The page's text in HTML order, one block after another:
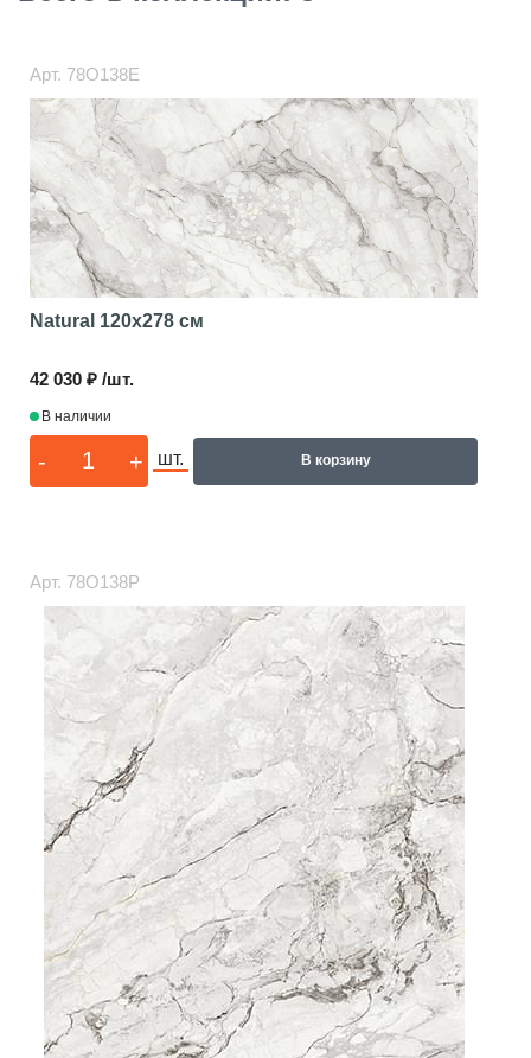
Арт. 78O138E
Natural 120x278 см
42 030 ₽ /шт.
В наличии
- + шт. В корзину
Арт. 78O138P